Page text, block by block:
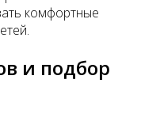
комфортные
и подбор